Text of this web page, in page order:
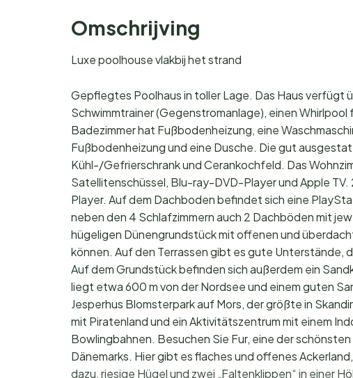
Omschrijving
Luxe poolhouse vlakbij het strand
Gepflegtes Poolhaus in toller Lage. Das Haus verfügt
Schwimmtrainer (Gegenstromanlage), einen
Badezimmer hat Fußbodenheizung, eine
Fußbodenheizung und eine Dusche. Die gut
Kühl-/Gefrierschrank und Cerankochfeld. Das
Satellitenschüssel, Blu-ray-DVD-Player und Apple
Player. Auf dem Dachboden befindet sich eine
neben den 4 Schlafzimmern auch 2 Dachböden mit
hügeligen Dünengrundstück mit offenen und
können. Auf den Terrassen gibt es gute Unterstände,
Auf dem Grundstück befinden sich außerdem ein
liegt etwa 600 m von der Nordsee und einem guten
Jesperhus Blomsterpark auf Mors, der größte in
mit Piratenland und ein Aktivitätszentrum mit einem
Bowlingbahnen. Besuchen Sie Fur, eine der
Dänemarks. Hier gibt es flaches und offenes
dazu, riesige Hügel und zwei „Faltenklippen“ in einer